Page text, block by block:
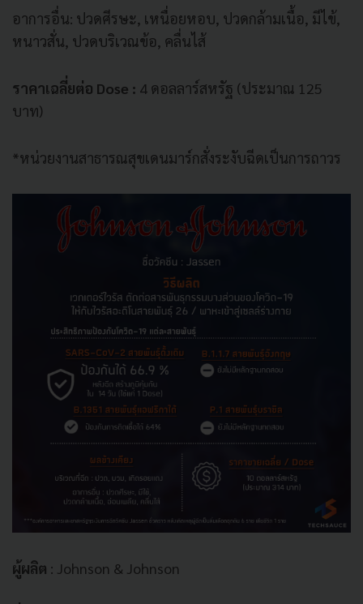
อาการอื่น: ปวดศีรษะ, เหนื่อยหอบ, ปวดกล้ามเนื้อ, มีไข้,
หนาวสั่น, ปวดบริเวณข้อ, คลื่นไส้
ราคาเฉลี่ยต่อ Dose : 4 ดอลลาร์สหรัฐ (ประมาณ 125
บาท)
*หน่วยงานสาธารณสุขเดนมาร์กสั่งระงับฉีดเป็นการถาวร
ผู้ผลิต : Johnson & Johnson